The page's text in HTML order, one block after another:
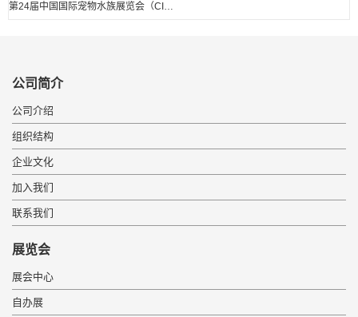
第24届中国国际宠物水族展览会（CIPS 2020） 展后报告.
公司简介
公司介绍
组织结构
企业文化
加入我们
联系我们
展览会
展会中心
自办展